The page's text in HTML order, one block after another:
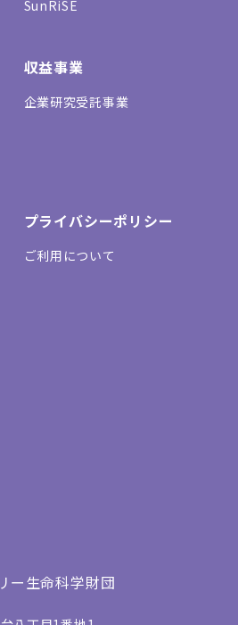
SunRiSE
収益事業
企業研究受託事業
プライバシーポリシー
ご利用について
ー生命科学財団